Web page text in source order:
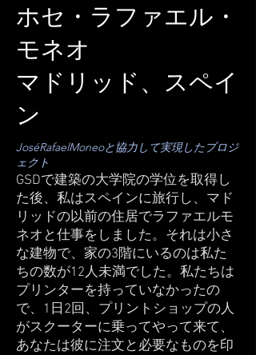
ホセ・ラファエル・
モネオ
マドリッド、スペイ
ン
JoséRafaelMoneoと協力して実現したプロジ
ェクト
GSDで建築の大学院の学位を取得し
た後、私はスペインに旅行し、マド
リッドの以前の住居でラファエルモ
ネオと仕事をしました。それは小さ
な建物で、家の3階にいるのは私た
ちの数が12人未満でした。私たちは
プリンターを持っていなかったの
で、1日2回、プリントショップの人
がスクーターに乗ってやって来て、
あなたは彼に注文と必要なものを印